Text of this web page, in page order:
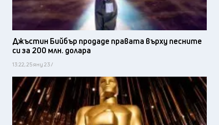
Джъстин Бийбър продаде правата върху песните
си за 200 млн. долара
13:22, 25 яну 23 /